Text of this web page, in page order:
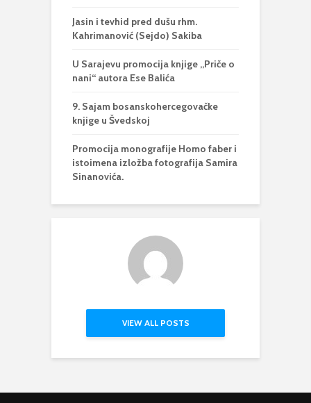
Jasin i tevhid pred dušu rhm.
Kahrimanović (Sejdo) Sakiba
U Sarajevu promocija knjige „Priče o
nani“ autora Ese Balića
9. Sajam bosanskohercegovačke
knjige u Švedskoj
Promocija monografije Homo faber i
istoimena izložba fotografija Samira
Sinanovića.
VIEW ALL POSTS